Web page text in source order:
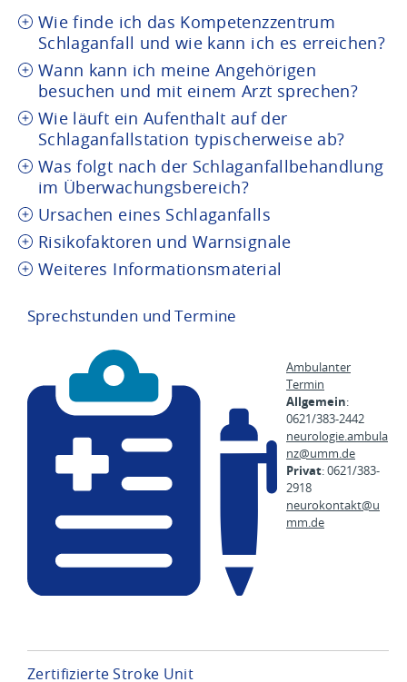
Wie finde ich das Kompetenzzentrum
Schlaganfall und wie kann ich es erreichen?
Wann kann ich meine Angehörigen
besuchen und mit einem Arzt sprechen?
Wie läuft ein Aufenthalt auf der
Schlaganfallstation typischerweise ab?
Was folgt nach der Schlaganfallbehandlung
im Überwachungsbereich?
Ursachen eines Schlaganfalls
Risikofaktoren und Warnsignale
Weiteres Informationsmaterial
Sprechstunden und Termine
Ambulanter
Termin
Allgemein:
0621/383-2442
neurologie.ambula
nz@umm.de
Privat: 0621/383-
2918
neurokontakt@u
mm.de
Zertifizierte Stroke Unit